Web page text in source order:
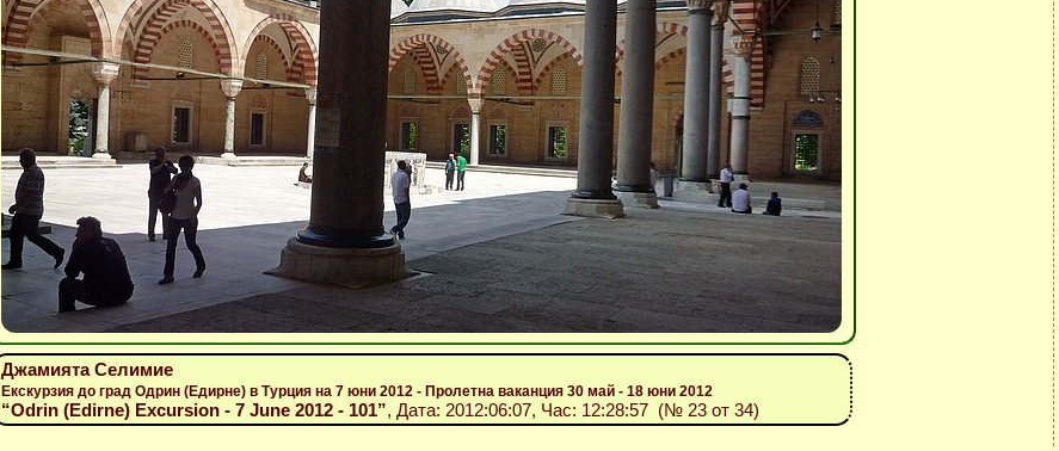
Джамията Селимие
Екскурзия до град Одрин (Едирне) в Турция на 7 юни 2012 - Пролетна ваканция 30 май - 18 юни 2012
“Odrin (Edirne) Excursion - 7 June 2012 - 101”, Дата: 2012:06:07, Час: 12:28:57 (№ 23 от 34)